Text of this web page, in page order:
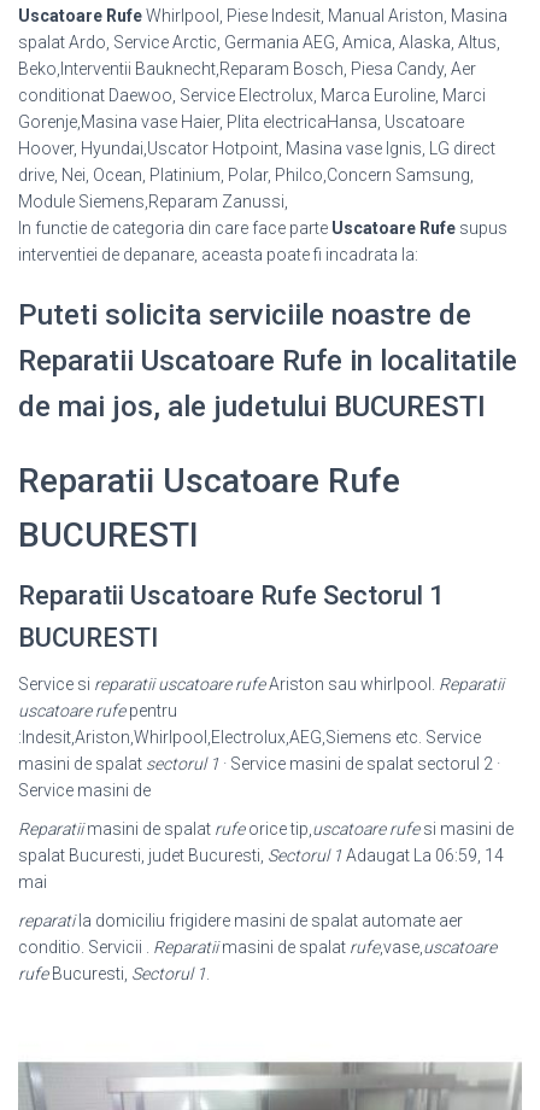
Uscatoare RufeWhirlpool, Piese Indesit, Manual Ariston, Masina
spalat Ardo, Service Arctic, Germania AEG, Amica, Alaska, Altus,
Beko,Interventii Bauknecht,Reparam Bosch, Piesa Candy, Aer
conditionat Daewoo, Service Electrolux, Marca Euroline, Marci
Gorenje,Masina vase Haier, Plita electricaHansa, Uscatoare
Hoover, Hyundai,Uscator Hotpoint, Masina vase Ignis, LG direct
drive, Nei, Ocean, Platinium, Polar, Philco,Concern Samsung,
Module Siemens,Reparam Zanussi,
In functie de categoria din care face parte Uscatoare Rufe supus
interventiei de depanare, aceasta poate fi incadrata la:
Puteti solicita serviciile noastre de
Reparatii Uscatoare Rufe in localitatile
de mai jos, ale judetului BUCURESTI
Reparatii Uscatoare Rufe
BUCURESTI
Reparatii Uscatoare Rufe Sectorul 1
BUCURESTI
Service si reparatii uscatoare rufeAriston sau whirlpool. Reparatii
uscatoare rufepentru
:Indesit,Ariston,Whirlpool,Electrolux,AEG,Siemens etc. Service
masini de spalat sectorul 1 · Service masini de spalat sectorul 2 ·
Service masini de
Reparatiimasini de spalat rufeorice tip, uscatoare rufesi masini de
spalat Bucuresti, judet Bucuresti, Sectorul 1 Adaugat La 06:59, 14
mai
reparatila domiciliu frigidere masini de spalat automate aer
conditio. Servicii . Reparatiimasini de spalat rufe,vase, uscatoare
rufeBucuresti, Sectorul 1